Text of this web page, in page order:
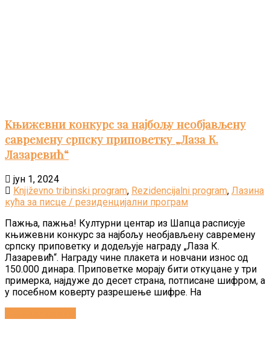
Kњижевни конкурс за најбољу необјављену
савремену српску приповетку „Лаза К.
Лазаревић“
јун 1, 2024
Književno tribinski program, Rezidencijalni program, Лазина
кућа за писце / резиденцијални програм
Пажња, пажња! Културни центар из Шапца расписује
књижевни конкурс за најбољу необјављену савремену
српску приповетку и додељује награду „Лаза К.
Лазаревић“. Награду чине плакета и новчани износ од
150.000 динара. Приповетке морају бити откуцане у три
примерка, најдуже до десет страна, потписане шифром, а
у посебном коверту разрешење шифре. На